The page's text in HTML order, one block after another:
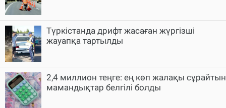
Түркістанда дрифт жасаған жүргізші
жауапқа тартылды
2,4 миллион теңге: ең көп жалақы сұрайтын
мамандықтар белгілі болды